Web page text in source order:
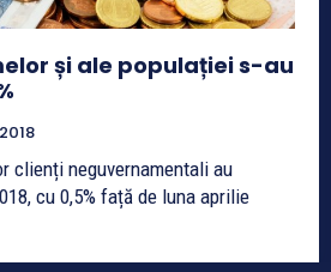
și ale populației s-au
clienți neguvernamentali au
cu 0,5% față de luna aprilie